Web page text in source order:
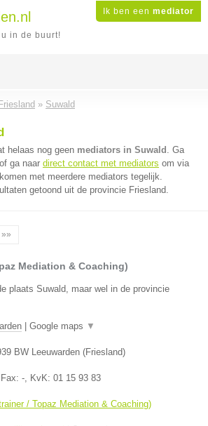
Ik ben een mediator
in de buurt!
Friesland » Suwald
helaas nog geen mediators in Suwald . Ga
of ga naar direct contact met mediators om via
met meerdere mediators tegelijk.
getoond uit de provincie Friesland.
»»
Mediation & Coaching)
plaats Suwald, maar wel in de provincie
Google maps ▼
BW Leeuwarden (Friesland)
-, KvK: 01 15 93 83
/ Topaz Mediation & Coaching)